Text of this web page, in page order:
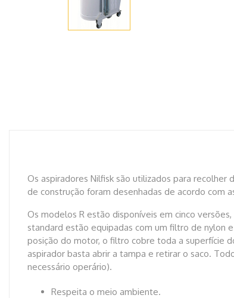
Os aspiradores Nilfisk são utilizados para
de construção foram desenhadas de acordo com
Os modelos R estão disponíveis em cinco
standard estão equipadas com um filtro de nylon
posição do motor, o filtro cobre toda a superfície
aspirador basta abrir a tampa e retirar o saco.
necessário operário).
Respeita o meio ambiente.